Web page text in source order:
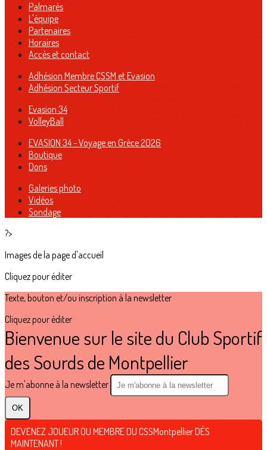
Palmarès
L'équipe
Partenaires
Horaires
Accès et contact
Adhésion Membre CSSM et Evasion
Adhésion Secteur Sportif
Evasion 34
VolleyBall
EVASION 34 - Voyage en Grèce 2026
Boutique
Dons
Galeries photo
Vidéos
Sondage
?>
Images de la page d'accueil
Cliquez pour éditer
Texte, bouton et/ou inscription à la newsletter
Cliquez pour éditer
Bienvenue sur le site du Club Sportif
des Sourds de Montpellier
Je m'abonne à la newsletter
OK
DEVENEZ JOUEUR OU MEMBRE DU CSSMontpellier DÈS
MAINTENANT !